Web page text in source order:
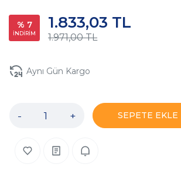
% 7
İNDİRİM 1.971,00 TL
1.833,03 TL
Aynı Gün Kargo
- + SEPETE EKLE